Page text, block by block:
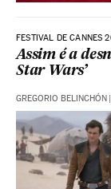
FESTIVAL DE CANNES
Assim é a
Star Wars’
GREGORIO BELINCHÓN